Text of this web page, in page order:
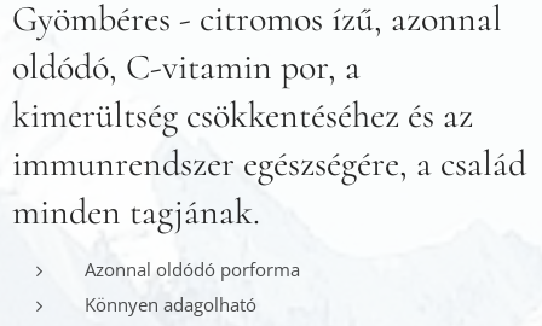
Gyömbéres - citromos ízű, azonnal
oldódó, C-vitamin por, a
kimerültség csökkentéséhez és az
immunrendszer egészségére, a család
minden tagjának.
Azonnal oldódó porforma
Könnyen adagolható